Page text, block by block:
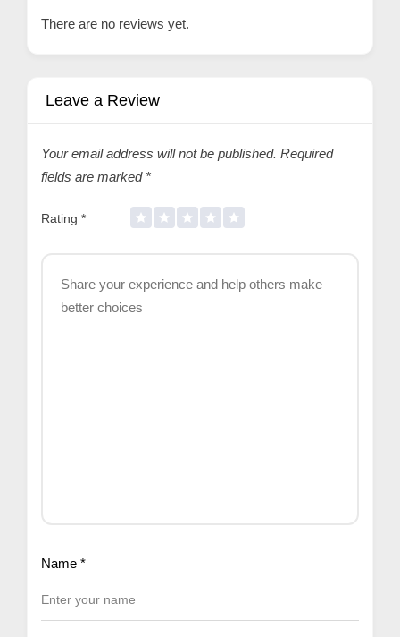
There are no reviews yet.
Leave a Review
Your email address will not be published. Required
fields are marked *
Rating *
Name *